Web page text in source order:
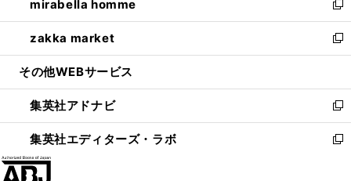
く
で
開
く
ド
ウ
で
開
ィ
ン
ド
ウ
開
く
い
ウ
ィ
ン
ウ
で
開
く
mirabella homme
新
し
い
ウ
ン
ド
ウ
で
zakka market
新
し
ウ
ィ
ン
ド
その他WEBサービス
集英社アドナビ
新
し
い
集英社エディターズ・ラボ
新